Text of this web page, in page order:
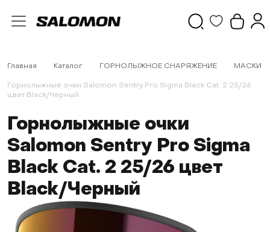
Главная Каталог ГОРНОЛЫЖНОЕ СНАРЯЖЕНИЕ МАСКИ
Горнолыжные очки Salomon Sentry Pro Sigma Black Cat. 2 25/26
цвет Black/Черный
Горнолыжные очки
Salomon Sentry Pro Sigma
Black Cat. 2 25/26 цвет
Black/Черный